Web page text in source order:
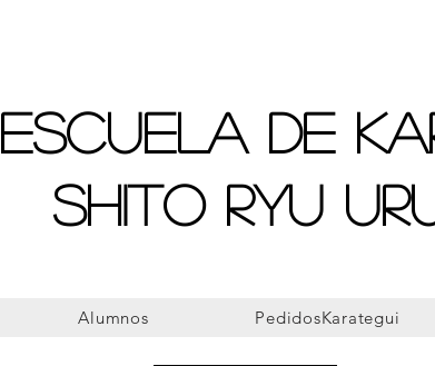
Escuela de
Shito Ryu
Alumnos PedidosKarategui